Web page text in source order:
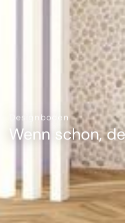
Designboden
Wenn schon,